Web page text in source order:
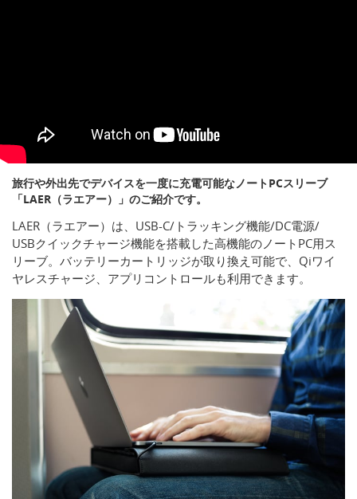
旅行や外出先でデバイスを一度に充電可能なノートPCスリーブ
「LAER（ラエアー）」のご紹介です。
LAER（ラエアー）は、USB-C/トラッキング機能/DC電源/
USBクイックチャージ機能を搭載した高機能のノートPC用ス
リーブ。バッテリーカートリッジが取り換え可能で、Qiワイ
ヤレスチャージ、アプリコントロールも利用できます。